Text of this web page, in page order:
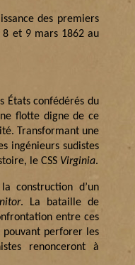
des premiers
8 et 9 mars 1862 au
États confédérés du
flotte digne de ce
Transformant une
ingénieurs sudistes
le CSS Virginia.
construction d’un
. La bataille de
entre ces
pouvant perforer les
renonceront à